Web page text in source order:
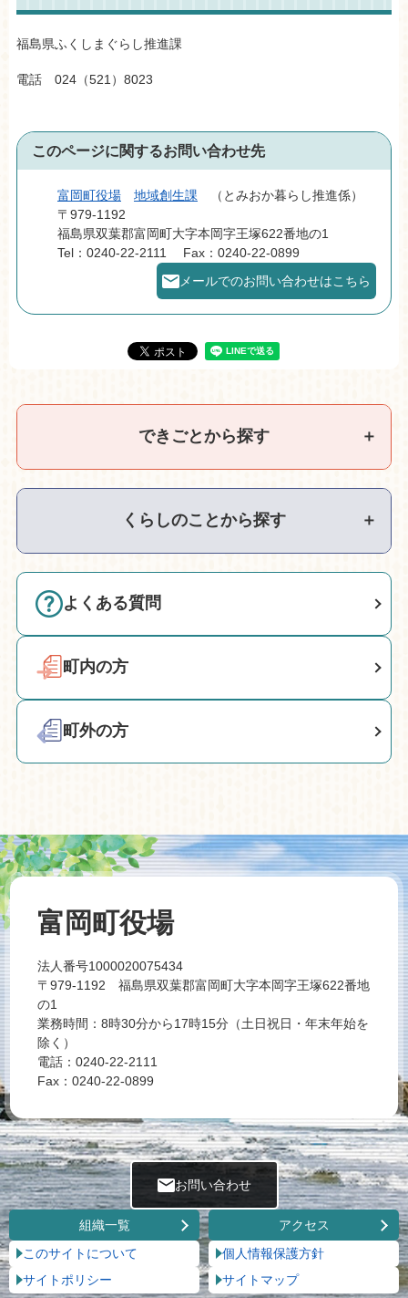
福島県ふくしまぐらし推進課
電話 024（521）8023
このページに関するお問い合わせ先
富岡町役場 地域創生課
とみおか暮らし推進係
〒979-1192
福島県双葉郡富岡町大字本岡字王塚622番地の1
Tel：0240-22-2111
Fax：0240-22-0899
メールでのお問い合わせはこちら
できごとから探す ＋
くらしのことから探す ＋
よくある質問
町内の方
町外の方
お問い合わせ
組織一覧
アクセス
このサイトについて
個人情報保護方針
サイトポリシー
サイトマップ
富岡町役場
法人番号1000020075434
〒979-1192 福島県双葉郡富岡町大字本岡字王塚622番地
の1
業務時間：8時30分から17時15分（土日祝日・年末年始を
除く）
電話：0240-22-2111
Fax：0240-22-0899